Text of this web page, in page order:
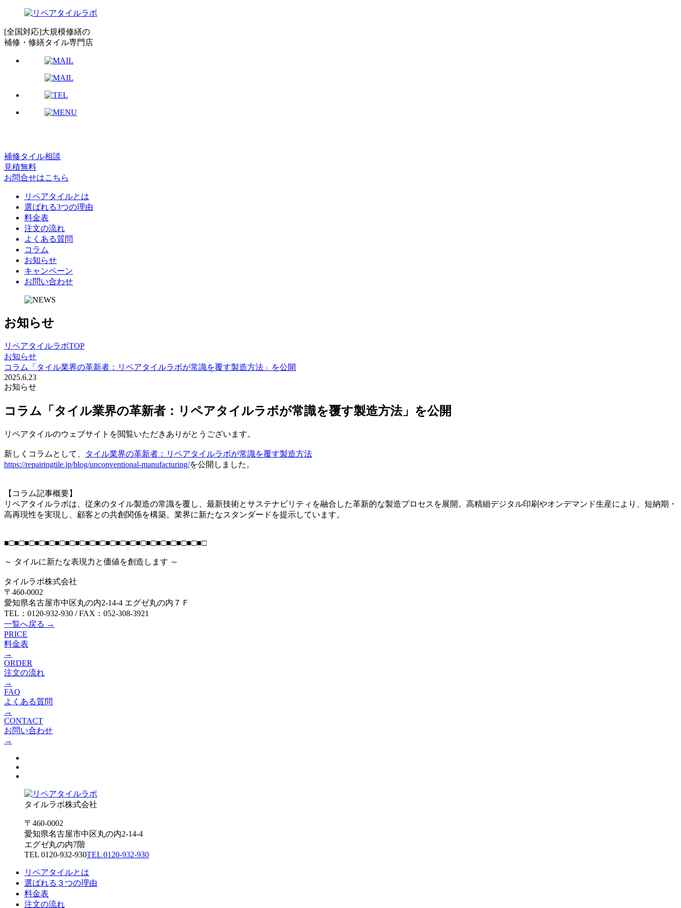
[全国対応]大規模修繕の
補修・修繕タイル専門店
補修タイル相談
見積無料
お問合せはこちら
リペアタイルとは
選ばれる3つの理由
料金表
注文の流れ
よくある質問
コラム
お知らせ
キャンペーン
お問い合わせ
お知らせ
リペアタイルラボTOP
お知らせ
コラム「タイル業界の革新者：リペアタイルラボが常識を覆す製造方法」を公開
2025.6.23
お知らせ
コラム「タイル業界の革新者：リペアタイルラボが常識を覆す製造方法」を公開
リペアタイルのウェブサイトを閲覧いただきありがとうございます。
新しくコラムとして、
タイル業界の革新者：リペアタイルラボが常識を覆す製造方法
https://repairingtile.jp/blog/unconventional-manufacturing/を公開しました。
【コラム記事概要】
リペアタイルラボは、従来のタイル製造の常識を覆し、最新技術とサステナビリティを融合した革新的な製造プロセスを展開。高精細デジタル印刷やオンデマンド生産により、短納期・
高再現性を実現し、顧客との共創関係を構築。業界に新たなスタンダードを提示しています。
■□■□■□■□■□■□■□■□■□■□■□■□■□■□■□■□■□■□■□■□
～ タイルに新たな表現力と価値を創造します ～
タイルラボ株式会社
〒460-0002
愛知県名古屋市中区丸の内2-14-4 エグゼ丸の内７Ｆ
TEL：0120-932-930 / FAX：052-308-3921
一覧へ戻る →
PRICE
料金表
→
ORDER
注文の流れ
→
FAQ
よくある質問
→
CONTACT
お問い合わせ
→
タイルラボ株式会社
〒460-0002
愛知県名古屋市中区丸の内2-14-4
エグゼ丸の内7階
TEL 0120-932-930TEL 0120-932-930
リペアタイルとは
選ばれる３つの理由
料金表
注文の流れ